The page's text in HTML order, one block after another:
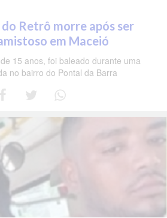
Retrô morre após ser
em Maceió
15 anos, foi baleado durante uma
no bairro do Pontal da Barra